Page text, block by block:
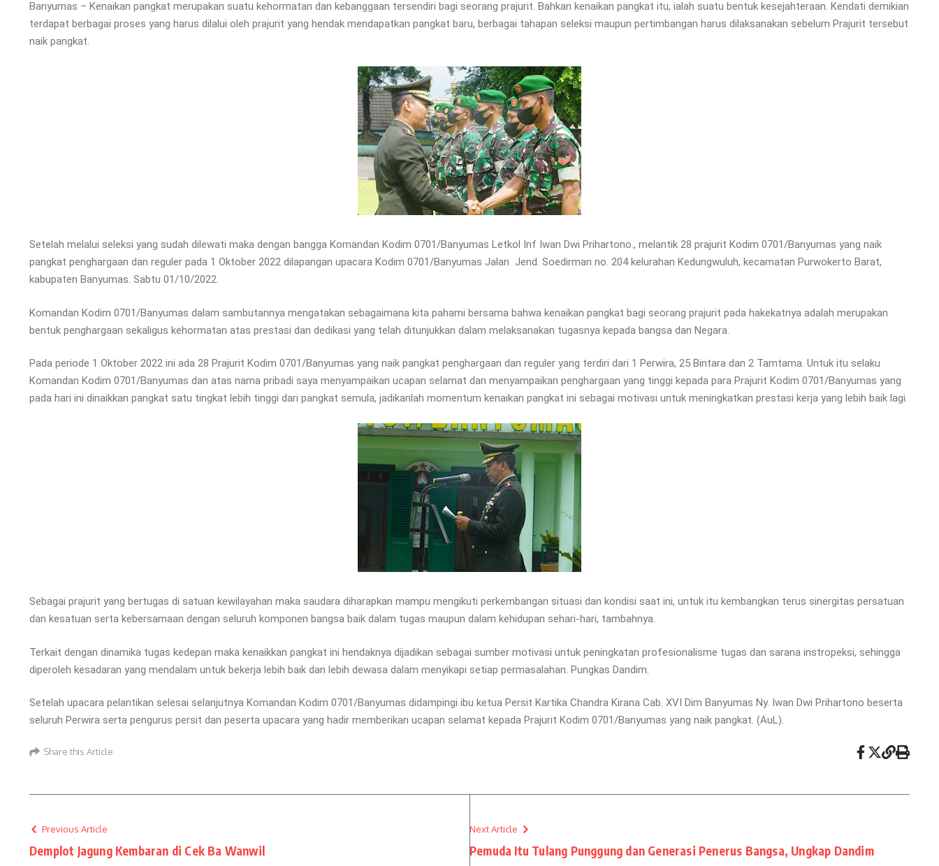
Banyumas – Kenaikan pangkat merupakan suatu kehormatan dan kebanggaan tersendiri bagi seorang prajurit. Bahkan kenaikan pangkat itu, ialah suatu bentuk kesejahteraan. Kendati demikian
terdapat berbagai proses yang harus dilalui oleh prajurit yang hendak mendapatkan pangkat baru, berbagai tahapan seleksi maupun pertimbangan harus dilaksanakan sebelum Prajurit tersebut
naik pangkat.
Setelah melalui seleksi yang sudah dilewati maka dengan bangga Komandan Kodim 0701/Banyumas Letkol Inf Iwan Dwi Prihartono., melantik 28 prajurit Kodim 0701/Banyumas yang naik
pangkat penghargaan dan reguler pada 1 Oktober 2022 dilapangan upacara Kodim 0701/Banyumas Jalan Jend. Soedirman no. 204 kelurahan Kedungwuluh, kecamatan Purwokerto Barat,
kabupaten Banyumas. Sabtu 01/10/2022.
Komandan Kodim 0701/Banyumas dalam sambutannya mengatakan sebagaimana kita pahami bersama bahwa kenaikan pangkat bagi seorang prajurit pada hakekatnya adalah merupakan
bentuk penghargaan sekaligus kehormatan atas prestasi dan dedikasi yang telah ditunjukkan dalam melaksanakan tugasnya kepada bangsa dan Negara.
Pada periode 1 Oktober 2022 ini ada 28 Prajurit Kodim 0701/Banyumas yang naik pangkat penghargaan dan reguler yang terdiri dari 1 Perwira, 25 Bintara dan 2 Tamtama. Untuk itu selaku
Komandan Kodim 0701/Banyumas dan atas nama pribadi saya menyampaikan ucapan selamat dan menyampaikan penghargaan yang tinggi kepada para Prajurit Kodim 0701/Banyumas yang
pada hari ini dinaikkan pangkat satu tingkat lebih tinggi dari pangkat semula, jadikanlah momentum kenaikan pangkat ini sebagai motivasi untuk meningkatkan prestasi kerja yang lebih baik lagi.
Sebagai prajurit yang bertugas di satuan kewilayahan maka saudara diharapkan mampu mengikuti perkembangan situasi dan kondisi saat ini, untuk itu kembangkan terus sinergitas persatuan
dan kesatuan serta kebersamaan dengan seluruh komponen bangsa baik dalam tugas maupun dalam kehidupan sehari-hari, tambahnya.
Terkait dengan dinamika tugas kedepan maka kenaikkan pangkat ini hendaknya dijadikan sebagai sumber motivasi untuk peningkatan profesionalisme tugas dan sarana instropeksi, sehingga
diperoleh kesadaran yang mendalam untuk bekerja lebih baik dan lebih dewasa dalam menyikapi setiap permasalahan. Pungkas Dandim.
Setelah upacara pelantikan selesai selanjutnya Komandan Kodim 0701/Banyumas didampingi ibu ketua Persit Kartika Chandra Kirana Cab. XVI Dim Banyumas Ny. Iwan Dwi Prihartono beserta
seluruh Perwira serta pengurus persit dan peserta upacara yang hadir memberikan ucapan selamat kepada Prajurit Kodim 0701/Banyumas yang naik pangkat. (AuL).
Share this Article
Previous Article
Demplot Jagung Kembaran di Cek Ba Wanwil
Next Article
Pemuda Itu Tulang Punggung dan Generasi Penerus Bangsa, Ungkap Dandim